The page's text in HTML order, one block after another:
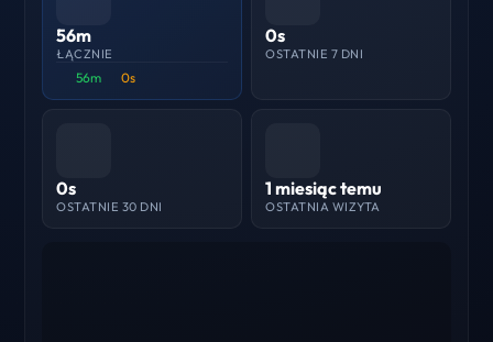
56m
ŁĄCZNIE
56m 0s
0s
OSTATNIE 7 DNI
0s
OSTATNIE 30 DNI
1 miesiąc temu
OSTATNIA WIZYTA